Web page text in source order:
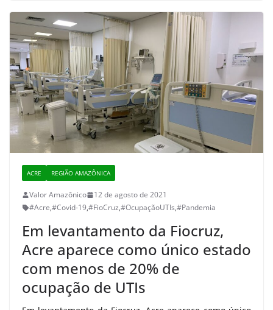
ACRE REGIÃO AMAZÔNICA
Valor Amazônico
12 de agosto de 2021
#Acre,#Covid-19,#FioCruz,#OcupaçãoUTIs,#Pandemia
Em levantamento da Fiocruz,
Acre aparece como único estado
com menos de 20% de
ocupação de UTIs